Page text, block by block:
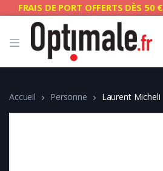
FRAIS DE PORT OFFERTS DÈS 50 €
Accueil Personne Laurent Micheli